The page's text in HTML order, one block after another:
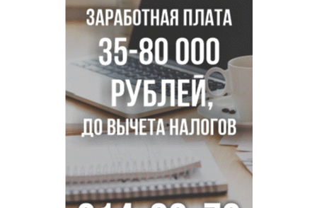
Знаменитый орангутан Бату отметил юбилей в
новосибирском зоопарке
Новосибирские хирурги спасли сердце восьмиклассницы
с донорским клапаном